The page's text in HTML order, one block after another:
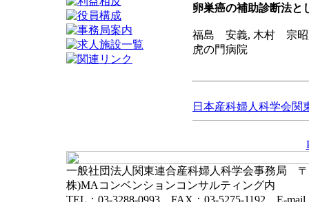
卵巣癌の補助診断法と
福島 安義, 木村 宗
虎の門病院
日本産科婦人科学会関
一般社団法人関東連合産科婦人科学会事務局 〒
株)MAコンベンションコンサルティング内
TEL：03-3288-0993 FAX：03-5275-1192 E-mail